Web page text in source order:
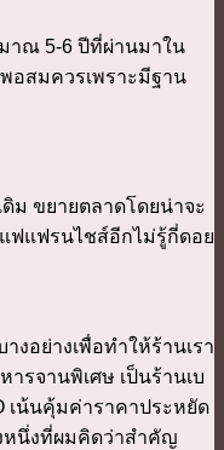
าณ 5-6 ปีที่ผ่านมาใน
อสมควรเพราะมีฐาน
ม ขยายตลาดโดยน่าจะ
ฟแฟรนไชส์อีกไม่รู้กี่ดอย
งอย่างเพื่อทำให้ร้านเรา
รจานพิเศษ เป็นร้านเบ
เน้นคุ้มค่าราคาประหยัด
หนึ่งที่ผมคิดว่าสำคัญ